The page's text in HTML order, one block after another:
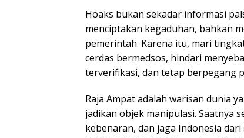
Hoaks bukan sekadar informasi
menciptakan kegaduhan, bahkan
pemerintah. Karena itu, mari
cerdas bermedsos, hindari
terverifikasi, dan tetap berpegang
Raja Ampat adalah warisan dunia
jadikan objek manipulasi. Saatnya
kebenaran, dan jaga Indonesia